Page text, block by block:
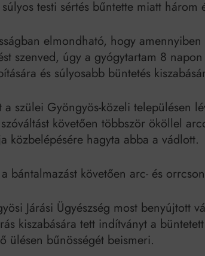
testi sértés bűntette miatt
elmondható, hogy
szenved, úgy a gyógytartam 8
és súlyosabb büntetés
a szülei Gyöngyös-közeli településen
követően többször ököllel
közbelépésére hagyta abba a vádlott.
bántalmazást követően arc- és
Járási Ügyészség most benyújtott
kiszabására tett indítványt a
ülésen bűnösségét beismeri.